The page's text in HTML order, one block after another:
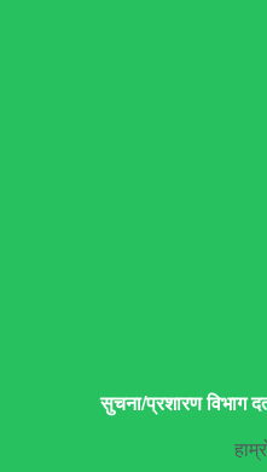
सुचना/प्रशारण विभाग